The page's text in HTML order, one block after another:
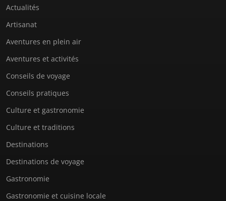
Actualités
Artisanat
Aventures en plein air
Aventures et activités
Conseils de voyage
Conseils pratiques
Culture et gastronomie
Culture et traditions
Destinations
Destinations de voyage
Gastronomie
Gastronomie et cuisine locale